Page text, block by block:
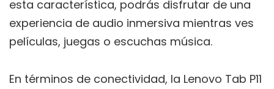
esta característica, podrás disfrutar de una
experiencia de audio inmersiva mientras ves
películas, juegas o escuchas música.
En términos de conectividad, la Lenovo Tab P11